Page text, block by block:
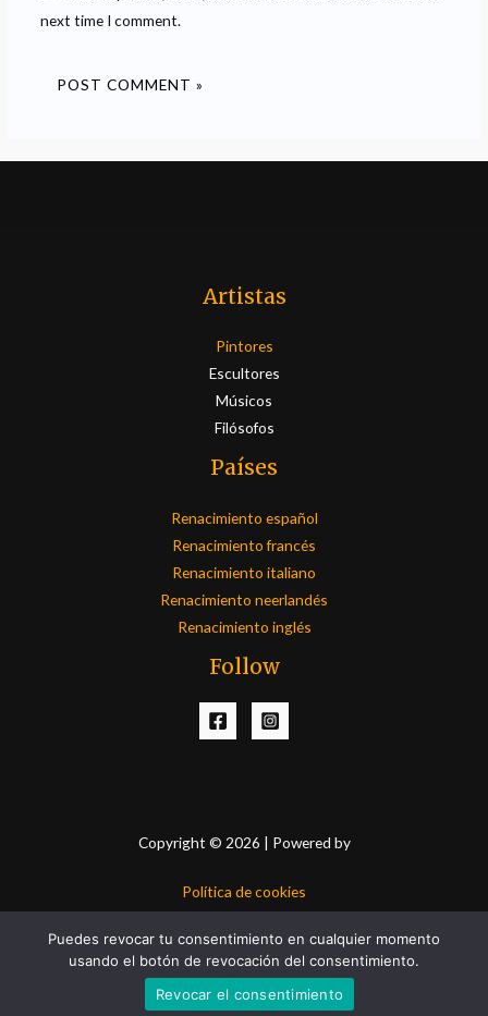
next time I comment.
Artistas
Pintores
Escultores
Músicos
Filósofos
Países
Renacimiento español
Renacimiento francés
Renacimiento italiano
Renacimiento neerlandés
Renacimiento inglés
Follow
Copyright © 2026 | Powered by
Política de cookies
Aviso Legal
Puedes revocar tu consentimiento en cualquier momento
usando el botón de revocación del consentimiento.
Revocar el consentimiento